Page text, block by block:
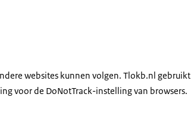
websites kunnen volgen. Tlokb.nl gebruikt
voor de DoNotTrack-instelling van browsers.